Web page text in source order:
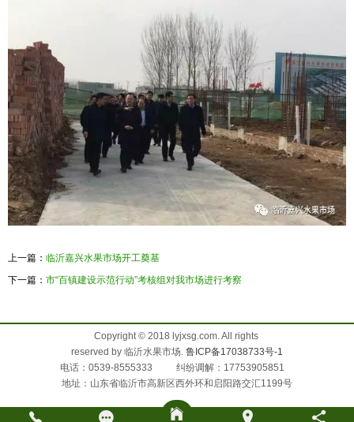
上一篇： 临沂嘉兴水果市场开工奠基
下一篇： 市“百镇建设示范行动”考核组对我市场进行考察
Copyright © 2018 lyjxsg.com. All rights
reserved by 临沂水果市场. 鲁ICP备17038733号-1
电话：0539-8555333 纠纷调解：17753905851
地址：山东省临沂市高新区西外环和启阳路交汇1199号